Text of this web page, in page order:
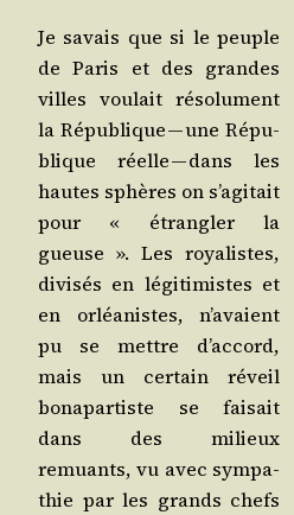
Je savais que si le peuple
de Paris et des grandes
villes vou­lait réso­lu­ment
la Répu­blique — une Répu­
blique réelle — dans les
hautes sphères on s’a­gi­tait
pour « étran­gler la
gueuse ». Les roya­listes,
divi­sés en légi­ti­mistes et
en orléa­nistes, n’a­vaient
pu se mettre d’ac­cord,
mais un cer­tain réveil
bona­par­tiste se fai­sait
dans des milieux
remuants, vu avec sym­pa­
thie par les grands chefs